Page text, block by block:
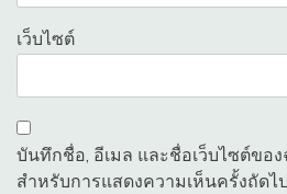
เว็บไซต์
บันทึกชื่อ, อีเมล และชื่อเว็บไซต์ขอ
สำหรับการแสดงความเห็นครั้งถัดไ